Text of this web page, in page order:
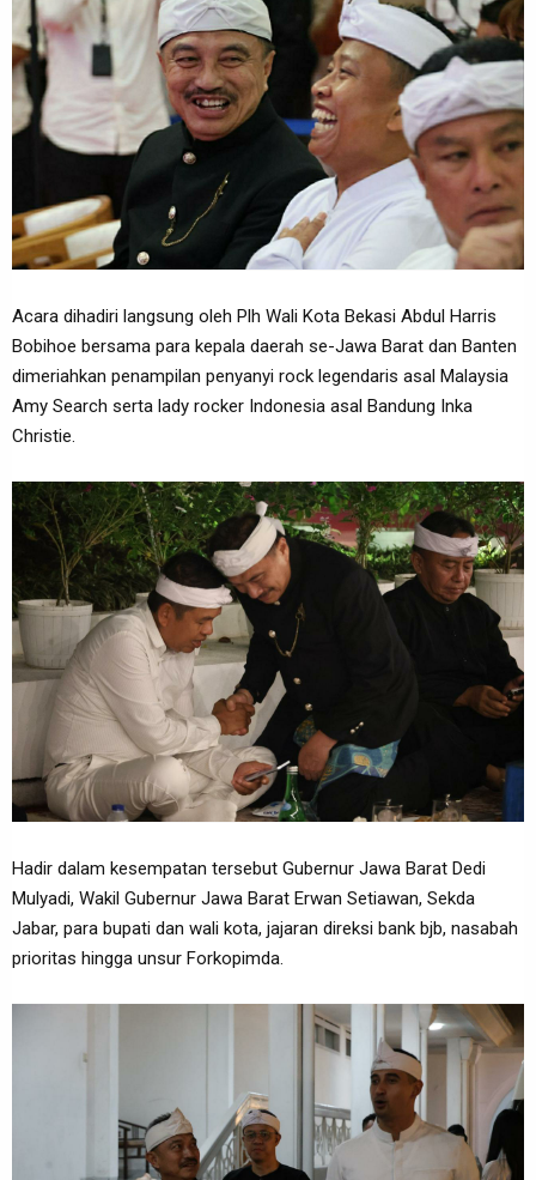
Acara dihadiri langsung oleh Plh Wali Kota Bekasi Abdul Harris
Bobihoe bersama para kepala daerah se-Jawa Barat dan Banten
dimeriahkan penampilan penyanyi rock legendaris asal Malaysia
Amy Search serta lady rocker Indonesia asal Bandung Inka
Christie.
Hadir dalam kesempatan tersebut Gubernur Jawa Barat Dedi
Mulyadi, Wakil Gubernur Jawa Barat Erwan Setiawan, Sekda
Jabar, para bupati dan wali kota, jajaran direksi bank bjb, nasabah
prioritas hingga unsur Forkopimda.